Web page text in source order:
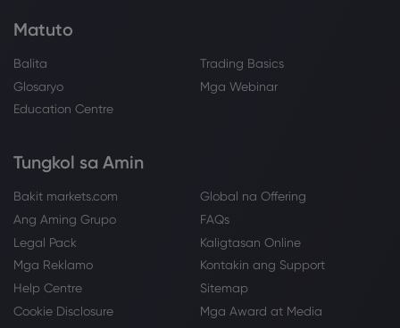
Matuto
Balita
Trading Basics
Glosaryo
Mga Webinar
Education Centre
Tungkol sa Amin
Bakit markets.com
Global na Offering
Ang Aming Grupo
FAQs
Legal Pack
Kaligtasan Online
Mga Reklamo
Kontakin ang Support
Help Centre
Sitemap
Cookie Disclosure
Mga Award at Media